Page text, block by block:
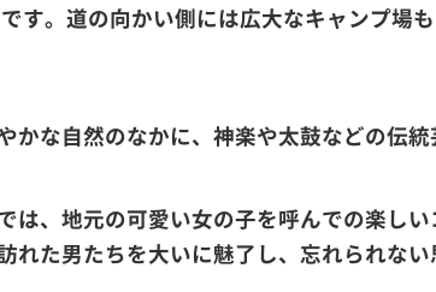
す。道の向かい側には広大なキャンプ場
かな自然のなかに、神楽や太鼓などの伝統
は、地元の可愛い女の子を呼んでの楽し
れた男たちを大いに魅了し、忘れられない